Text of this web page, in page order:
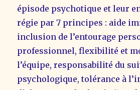
épisode psychotique et leur
régie par 7 principes : aide
inclusion de l’entourage
professionnel, flexibilité et
l’équipe, responsabilité du
psychologique, tolérance à